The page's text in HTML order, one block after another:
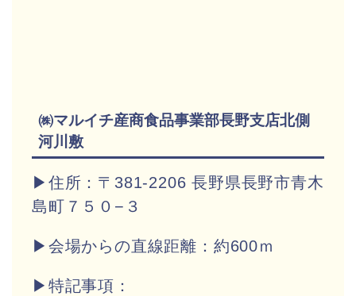
㈱マルイチ産商食品事業部長野支店北側
河川敷
▶住所：〒381-2206 長野県長野市青木
島町７５０−３
▶会場からの直線距離：約600ｍ
▶特記事項：